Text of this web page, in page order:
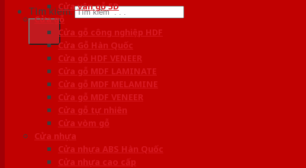
Tìm kiếm:Cửa vân gỗ 5D
Cửa gỗ
Cửa gỗ công nghiệp HDF
Cửa Gỗ Hàn Quốc
Cửa gỗ HDF VENEER
Cửa gỗ MDF LAMINATE
Cửa gỗ MDF MELAMINE
Cửa gỗ MDF VENEER
Cửa gỗ tự nhiên
Cửa vòm gỗ
Cửa nhựa
Cửa nhựa ABS Hàn Quốc
Cửa nhựa cao cấp